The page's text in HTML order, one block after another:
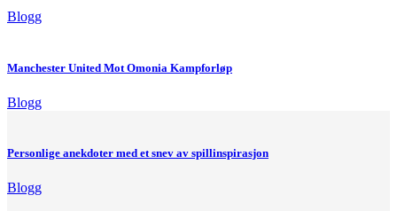
Blogg
Manchester United Mot Omonia Kampforløp
Blogg
Personlige anekdoter med et snev av spillinspirasjon
Blogg